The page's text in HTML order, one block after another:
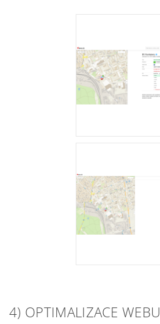
4) OPTIMALIZACE WEBU